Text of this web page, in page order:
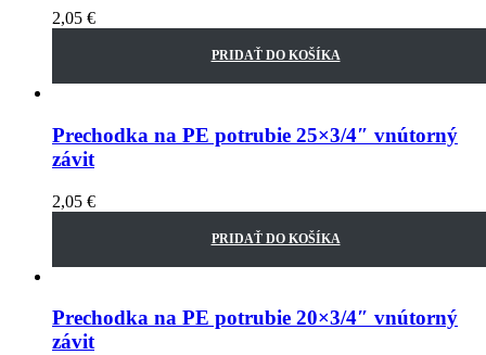
2,05 €
PRIDAŤ DO KOŠÍKA
Prechodka na PE potrubie 25×3/4″ vnútorný
závit
2,05 €
PRIDAŤ DO KOŠÍKA
Prechodka na PE potrubie 20×3/4″ vnútorný
závit